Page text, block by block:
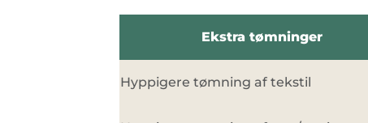
Ekstra tømninger
Hyppigere tømning af tekstil